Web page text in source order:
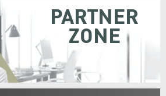
PARTNER
ZONE